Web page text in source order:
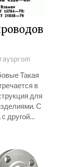
Такая
в
для
С
другой…